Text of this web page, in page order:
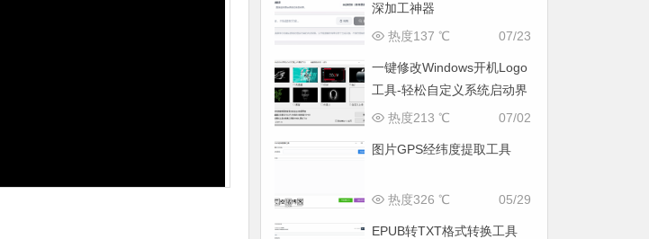
深加工神器
07/23
热度137 ℃
一键修改Windows开机Logo
工具-轻松自定义系统启动界
面
07/02
热度213 ℃
图片GPS经纬度提取工具
05/29
热度326 ℃
EPUB转TXT格式转换工具